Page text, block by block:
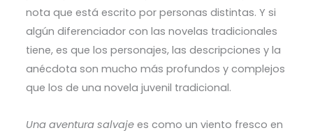
nota que está escrito por personas distintas. Y si
algún diferenciador con las novelas tradicionales
tiene, es que los personajes, las descripciones y la
anécdota son mucho más profundos y complejos
que los de una novela juvenil tradicional.
Una aventura salvajees como un viento fresco en